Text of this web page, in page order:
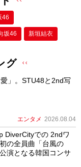
46
坂46 新垣結衣
グ
」。STU48と2nd写
エンタメ 2026.08.04
DiverCityでの 2ndワ
の全員曲「台風の
演となる韓国コンサ